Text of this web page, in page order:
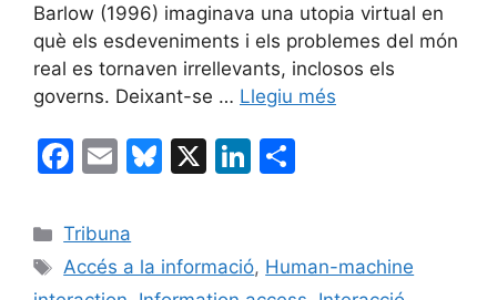
Barlow (1996) imaginava una utopia virtual en
què els esdeveniments i els problemes del món
real es tornaven irrellevants, inclosos els
governs. Deixant-se … Llegiu més
F
c
e
E
ai
l
Bl
s
X
Li
e p
Categories
Tribuna
Etiquetes
Accés a la informació, Human-machine